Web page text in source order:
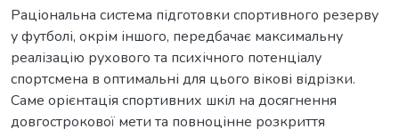
Раціональна система підготовки спортивного резерву
у футболі, окрім іншого, передбачає максимальну
реалізацію рухового та психічного потенціалу
спортсмена в оптимальні для цього вікові відрізки.
Саме орієнтація спортивних шкіл на досягнення
довгострокової мети та повноцінне розкриття